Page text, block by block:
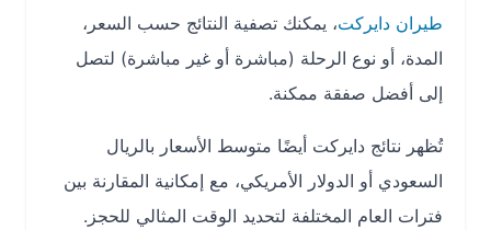
طيران دايركت، يمكنك تصفية النتائج حسب السعر،
المدة، أو نوع الرحلة (مباشرة أو غير مباشرة) لتصل
إلى أفضل صفقة ممكنة.
تُظهر نتائج دايركت أيضًا متوسط الأسعار بالريال
السعودي أو الدولار الأمريكي، مع إمكانية المقارنة بين
فترات العام المختلفة لتحديد الوقت المثالي للحجز.